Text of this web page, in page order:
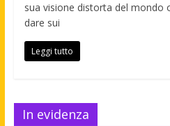
sua visione distorta del mondo
dare sui
Leggi tutto
In evidenza